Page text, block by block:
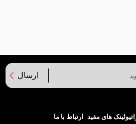
ارسال
لینک های مفید ارتباط با ما